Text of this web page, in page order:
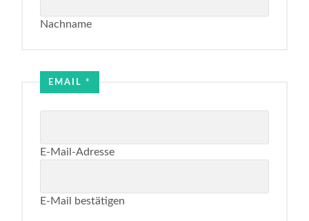
Nachname
EMAIL*
E-Mail-Adresse
E-Mail bestätigen